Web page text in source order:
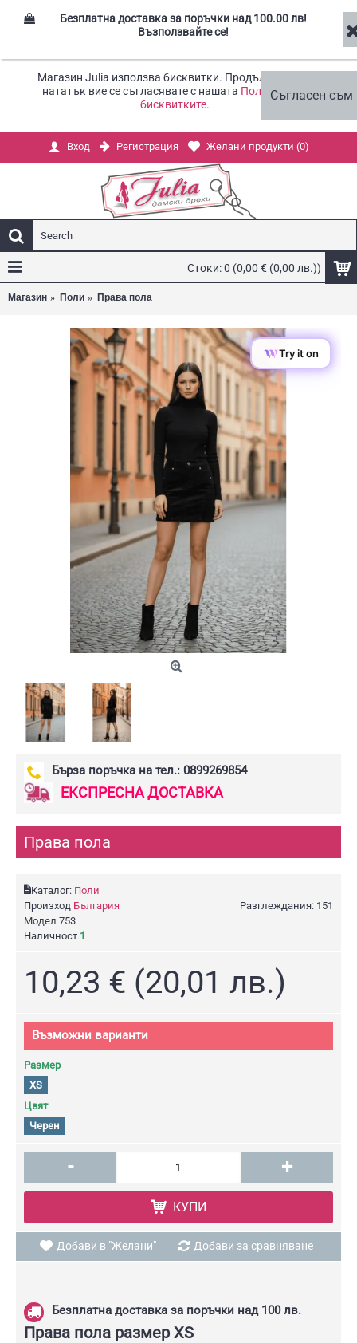
Безплатна доставка за поръчки над 100.00 лв!
Възползвайте се!
Магазин Julia използва бисквитки. Продължавайки
нататък вие се съгласявате с нашата Политика за
бисквитките.
Съгласен съм
Вход Регистрация Желани продукти (0)
Стоки: 0 (0,00 € (0,00 лв.))
Магазин Поли Права пола
Try it on
Бърза поръчка на тел.: 0899269854
ЕКСПРЕСНА ДОСТАВКА
Права пола
Каталог: Поли
Разглеждания: 151
Произход България
Модел 753
Наличност 1
10,23 € (20,01 лв.)
Възможни варианти
Размер
XS
Цвят
Черен
- +
КУПИ
Добави в "Желани" Добави за сравняване
Безплатна доставка за поръчки над 100 лв.
Права пола размер XS